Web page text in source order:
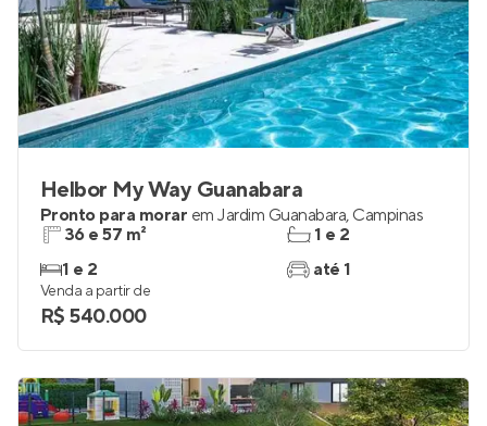
Helbor My Way Guanabara
Pronto para morar em Jardim Guanabara, Campinas
36 e 57 m²
1 e 2
1 e 2
até 1
Venda a partir de
R$ 540.000